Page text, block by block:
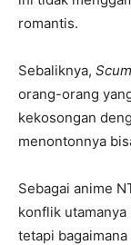
romantis.
Sebaliknya,
orang-orang
kekosongan
menontonnya
Sebagai anime
konflik
tetapi